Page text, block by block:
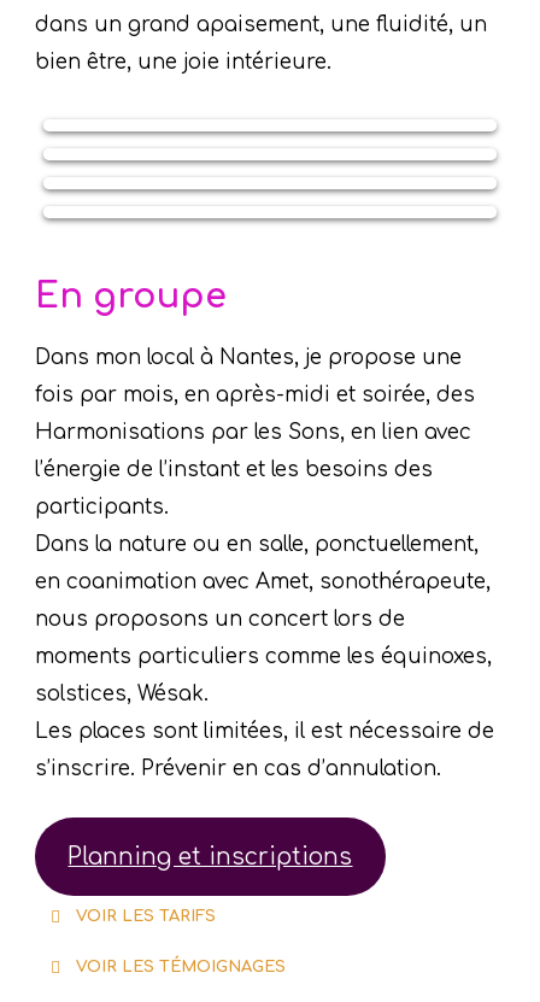
dans un grand apaisement, une fluidité, un
bien être, une joie intérieure.
En groupe
Dans mon local à Nantes, je propose une
fois par mois, en après-midi et soirée, des
Harmonisations par les Sons, en lien avec
l’énergie de l’instant et les besoins des
participants.
Dans la nature ou en salle, ponctuellement,
en coanimation avec Amet, sonothérapeute,
nous proposons un concert lors de
moments particuliers comme les équinoxes,
solstices, Wésak.
Les places sont limitées, il est nécessaire de
s’inscrire. Prévenir en cas d’annulation.
Planning et inscriptions
VOIR LES TARIFS
VOIR LES TÉMOIGNAGES